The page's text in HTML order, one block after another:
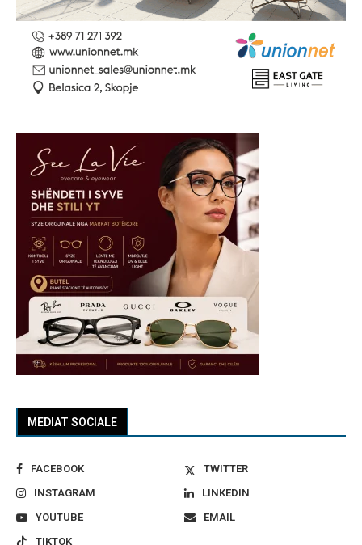
MEDIAT SOCIALE
FACEBOOK
TWITTER
INSTAGRAM
LINKEDIN
YOUTUBE
EMAIL
TIKTOK